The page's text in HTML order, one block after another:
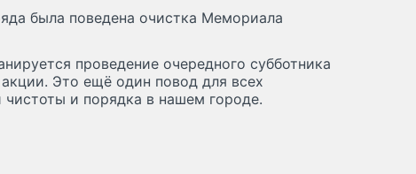
была поведена очистка Мемориала
проведение очередного субботника
Это ещё один повод для всех
чистоты и порядка в нашем городе.